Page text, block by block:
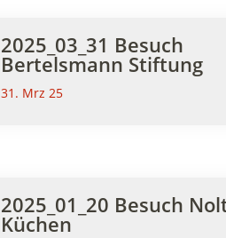
2025_03_31 Besuch
Bertelsmann Stiftung
31. Mrz 25
2025_01_20 Besuch
Küchen